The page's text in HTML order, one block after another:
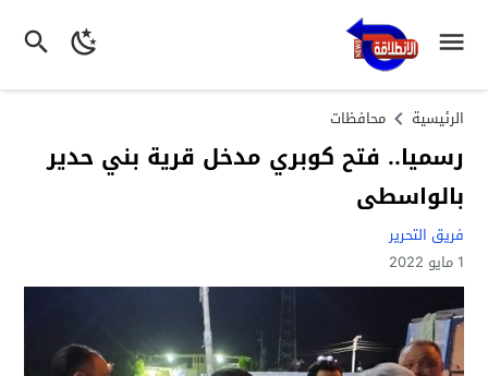
الرئيسية محافظات
رسميا.. فتح كوبري مدخل قرية بني حدير
بالواسطى
فريق التحرير
1 مايو 2022